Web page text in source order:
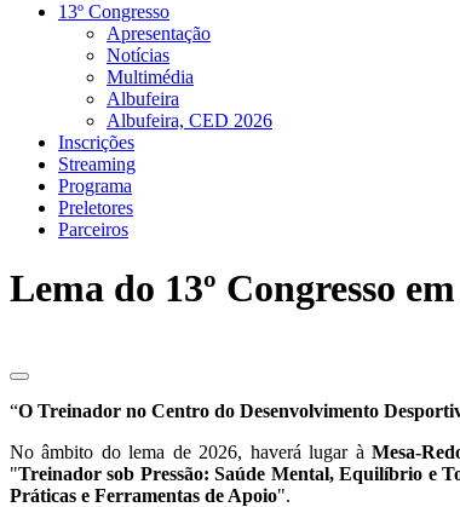
13º Congresso
Apresentação
Notícias
Multimédia
Albufeira
Albufeira, CED 2026
Inscrições
Streaming
Programa
Preletores
Parceiros
Lema do 13º Congresso
“O Treinador no Centro do Desenvolvimento
No âmbito do lema de 2026, haverá lugar àMesa-
"Treinador sob Pressão: Saúde Mental, Equilíbrio e
Práticas e Ferramentas de Apoio".